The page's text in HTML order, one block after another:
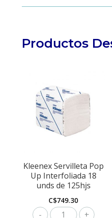
Productos
Kleenex Servilleta Pop
Up Interfoliada 18
unds de 125hjs
C$749.30
Kleenex